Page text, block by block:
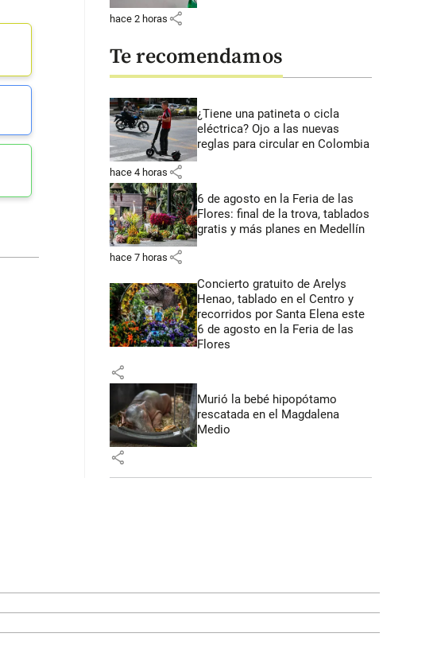
hace 2 horas share
Te recomendamos
¿Tiene una patineta o cicla
eléctrica? Ojo a las nuevas
reglas para circular en Colombia
hace 4 horas share
6 de agosto en la Feria de las
Flores: final de la trova, tablados
gratis y más planes en Medellín
hace 7 horas share
Concierto gratuito de Arelys
Henao, tablado en el Centro y
recorridos por Santa Elena este
6 de agosto en la Feria de las
Flores
share
Murió la bebé hipopótamo
rescatada en el Magdalena
Medio
share